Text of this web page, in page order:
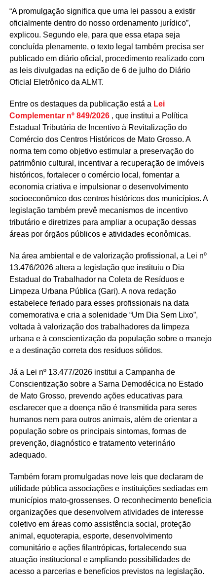
“A promulgação significa que uma lei passou a existir
oficialmente dentro do nosso ordenamento jurídico”,
explicou. Segundo ele, para que essa etapa seja
concluída plenamente, o texto legal também precisa ser
publicado em diário oficial, procedimento realizado com
as leis divulgadas na edição de 6 de julho do Diário
Oficial Eletrônico da ALMT.
Entre os destaques da publicação está a Lei
Complementar nº 849/2026, que institui a Política
Estadual Tributária de Incentivo à Revitalização do
Comércio dos Centros Históricos de Mato Grosso. A
norma tem como objetivo estimular a preservação do
patrimônio cultural, incentivar a recuperação de imóveis
históricos, fortalecer o comércio local, fomentar a
economia criativa e impulsionar o desenvolvimento
socioeconômico dos centros históricos dos municípios. A
legislação também prevê mecanismos de incentivo
tributário e diretrizes para ampliar a ocupação dessas
áreas por órgãos públicos e atividades econômicas.
Na área ambiental e de valorização profissional, a Lei nº
13.476/2026 altera a legislação que instituiu o Dia
Estadual do Trabalhador na Coleta de Resíduos e
Limpeza Urbana Pública (Gari). A nova redação
estabelece feriado para esses profissionais na data
comemorativa e cria a solenidade “Um Dia Sem Lixo”,
voltada à valorização dos trabalhadores da limpeza
urbana e à conscientização da população sobre o manejo
e a destinação correta dos resíduos sólidos.
Já a Lei nº 13.477/2026 institui a Campanha de
Conscientização sobre a Sarna Demodécica no Estado
de Mato Grosso, prevendo ações educativas para
esclarecer que a doença não é transmitida para seres
humanos nem para outros animais, além de orientar a
população sobre os principais sintomas, formas de
prevenção, diagnóstico e tratamento veterinário
adequado.
Também foram promulgadas nove leis que declaram de
utilidade pública associações e instituições sediadas em
municípios mato-grossenses. O reconhecimento beneficia
organizações que desenvolvem atividades de interesse
coletivo em áreas como assistência social, proteção
animal, equoterapia, esporte, desenvolvimento
comunitário e ações filantrópicas, fortalecendo sua
atuação institucional e ampliando possibilidades de
acesso a parcerias e benefícios previstos na legislação.